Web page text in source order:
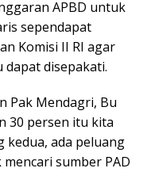
APBD untuk
sependapat
Komisi II RI agar
dapat disepakati.
Pak Mendagri, Bu
30 persen itu kita
kedua, ada peluang
sumber PAD